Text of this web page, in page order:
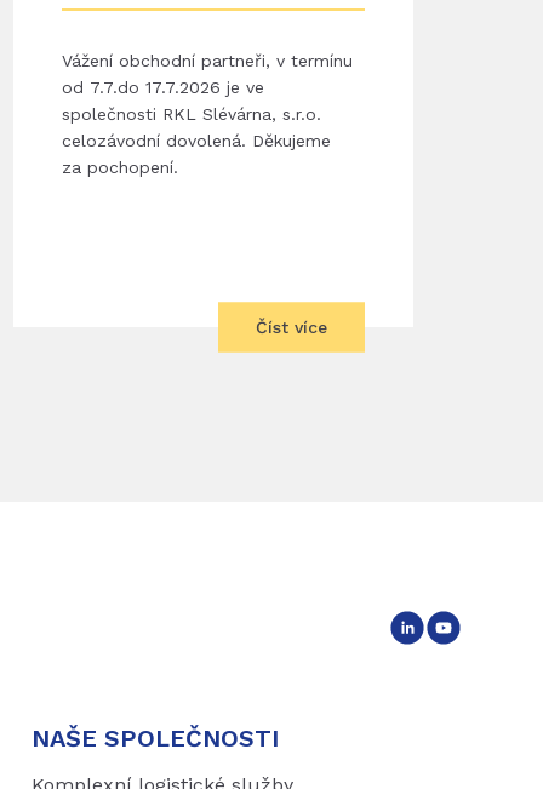
Vážení obchodní partneři, v termínu
od 7.7.do 17.7.2026 je ve
společnosti RKL Slévárna, s.r.o.
celozávodní dovolená. Děkujeme
za pochopení.
Číst více
NAŠE SPOLEČNOSTI